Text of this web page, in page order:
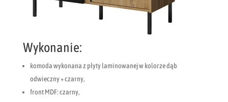
Wykonanie:
komoda wykonana z płyty laminowanej w kolorze dąb
odwieczny + czarny,
front MDF: czarny,